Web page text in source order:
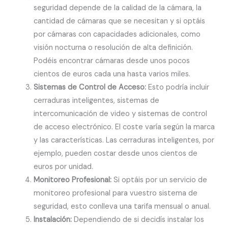
seguridad depende de la calidad de la cámara, la
cantidad de cámaras que se necesitan y si optáis
por cámaras con capacidades adicionales, como
visión nocturna o resolución de alta definición.
Podéis encontrar cámaras desde unos pocos
cientos de euros cada una hasta varios miles.
Sistemas de Control de Acceso: Esto podría incluir
cerraduras inteligentes, sistemas de
intercomunicación de video y sistemas de control
de acceso electrónico. El coste varía según la marca
y las características. Las cerraduras inteligentes, por
ejemplo, pueden costar desde unos cientos de
euros por unidad.
Monitoreo Profesional: Si optáis por un servicio de
monitoreo profesional para vuestro sistema de
seguridad, esto conlleva una tarifa mensual o anual.
Instalación: Dependiendo de si decidís instalar los